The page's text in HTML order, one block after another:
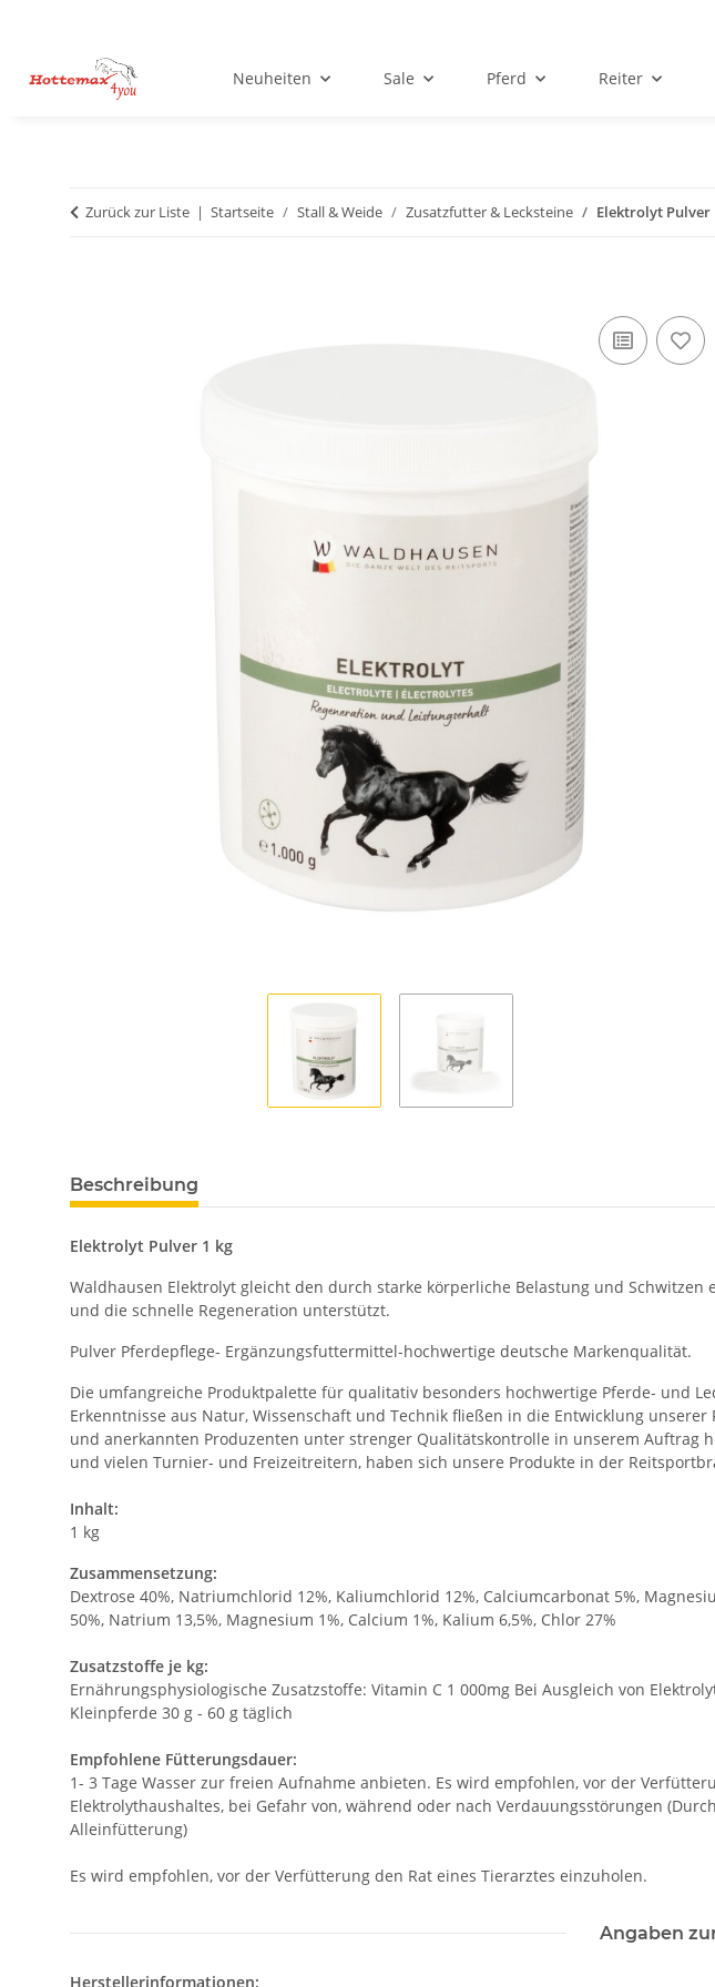
Neuheiten Sale Pferd Reiter
Zurück zur Liste Startseite Stall & Weide Zusatzfutter & Lecksteine Elektrolyt Pulver
Beschreibung
Elektrolyt Pulver 1 kg
Waldhausen Elektrolyt gleicht den durch starke körperliche Belastung und
und die schnelle Regeneration unterstützt.
Pulver Pferdepflege- Ergänzungsfuttermittel-hochwertige deutsche Markenqualität.
Die umfangreiche Produktpalette für qualitativ besonders hochwertige Pferde- und
Erkenntnisse aus Natur, Wissenschaft und Technik fließen in die Entwicklung
und anerkannten Produzenten unter strenger Qualitätskontrolle in unserem Auftrag
und vielen Turnier- und Freizeitreitern, haben sich unsere Produkte in der
Inhalt:
1 kg
Zusammensetzung:
Dextrose 40%, Natriumchlorid 12%, Kaliumchlorid 12%, Calciumcarbonat 5%,
50%, Natrium 13,5%, Magnesium 1%, Calcium 1%, Kalium 6,5%, Chlor 27%
Zusatzstoffe je kg:
Ernährungsphysiologische Zusatzstoffe: Vitamin C 1 000mg Bei Ausgleich von
Kleinpferde 30 g - 60 g täglich
Empfohlene Fütterungsdauer:
1- 3 Tage Wasser zur freien Aufnahme anbieten. Es wird empfohlen, vor der
Elektrolythaushaltes, bei Gefahr von, während oder nach Verdauungsstörungen
Alleinfütterung)
Es wird empfohlen, vor der Verfütterung den Rat eines Tierarztes einzuholen.
Angaben
Herstellerinformationen: